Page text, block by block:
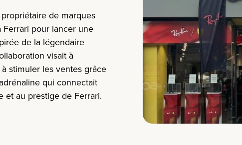
de marques
Ferrari pour lancer une
de la légendaire
visait à
stimuler les ventes grâce
adrénaline qui connectait
et au prestige de Ferrari.